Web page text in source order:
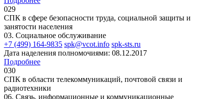
029
СПК в сфере безопасности труда, социальной защиты и
занятости населения
03. Социальное обслуживание
+7 (499) 164-9835 spk@vcot.info spk-sts.ru
Дата наделения полномочиями: 08.12.2017
Подробнее
030
СПК в области телекоммуникаций, почтовой связи и
радиотехники
06. Связь, информационные и коммуникационные